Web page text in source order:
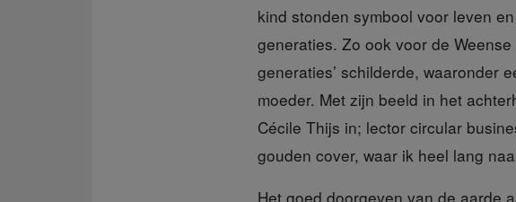
kind stonden symbool voor leven
generaties. Zo ook voor de
generaties’ schilderde, waaronder
moeder. Met zijn beeld in het
Cécile Thijs in; lector circular
gouden cover, waar ik heel lang
Het goed doorgeven van de aarde